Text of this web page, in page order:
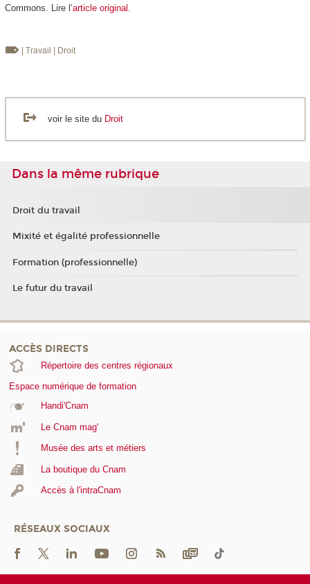
Commons. Lire l’article original .
| Travail | Droit
voir le site du Droit
Dans la même rubrique
Droit du travail
Mixité et égalité professionnelle
Formation (professionnelle)
Le futur du travail
ACCÈS DIRECTS
Répertoire des centres régionaux
Espace numérique de formation
Handi'Cnam
Le Cnam mag'
Musée des arts et métiers
La boutique du Cnam
Accès à l'intraCnam
RÉSEAUX SOCIAUX